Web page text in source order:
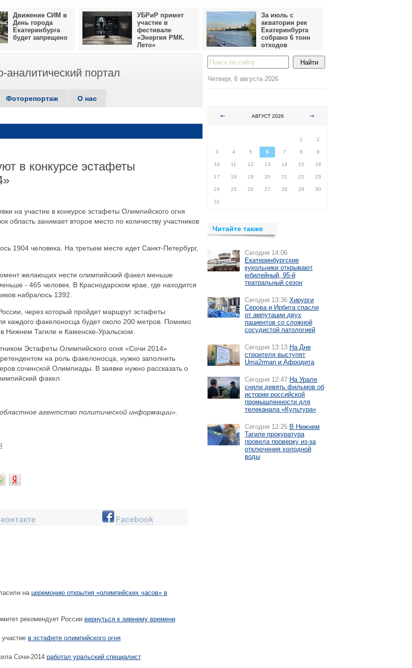
Движение СИМ в
День города
Екатеринбурга
будет запрещено
УБРиР примет
участие в
фестивале
«Энергия РМК.
Лето»
За июль с
акватории рек
Екатеринбурга
собрано 6 тонн
отходов
портал
Фоторепортаж О нас
в конкурсе эстафеты
на участие в конкурсе эстафеты Олимпийского огня
занимает второе место по количеству участников
1904 человека. На третьем месте идет Санкт-Петербург,
желающих нести олимпийский факел меньше
- 465 человек. В Краснодарском крае, где находится
набралось 1392.
через который пройдет маршрут эстафеты
каждого факелоносца будет около 200 метров. Помимо
Тагиле и Каменске-Уральском.
Эстафеты Олимпийского огня «Сочи 2014»
на роль факелоносца, нужно заполнить
сочинской Олимпиады. В заявке нужно рассказать о
факел.
агентство политической информации».
Facebook
нацеремонию открытия «олимпийских часов» в
рекомендует России вернуться к зимнему времени
в эстафете олимпийского огня
Сочи-2014 работал уральский специалист
Четверг, 6 августа 2026
АВГУСТ 2026
1
2
3 4 5 6 7 8 9
10 11 12 13 14 15 16
17 18 19 20 21 22 23
24 25 26 27 28 29 30
31
Читайте также
Сегодня 14:06
Екатеринбургские
кукольники открывают
юбилейный, 95-й
театральный сезон
Сегодня 13:36 Хирурги
Серова и Ирбита спасли
от ампутации двух
пациентов со сложной
сосудистой патологией
Сегодня 13:13 На Дне
строителя выступят
Uma2rman и Афродита
Сегодня 12:47 На Урале
сняли девять фильмов об
истории российской
промышленности для
телеканала «Культура»
Сегодня 12:25 В Нижнем
Тагиле прокуратура
провела проверку из-за
отключения холодной
воды